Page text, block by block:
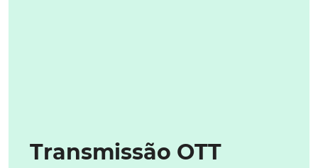
Transmissão OTT